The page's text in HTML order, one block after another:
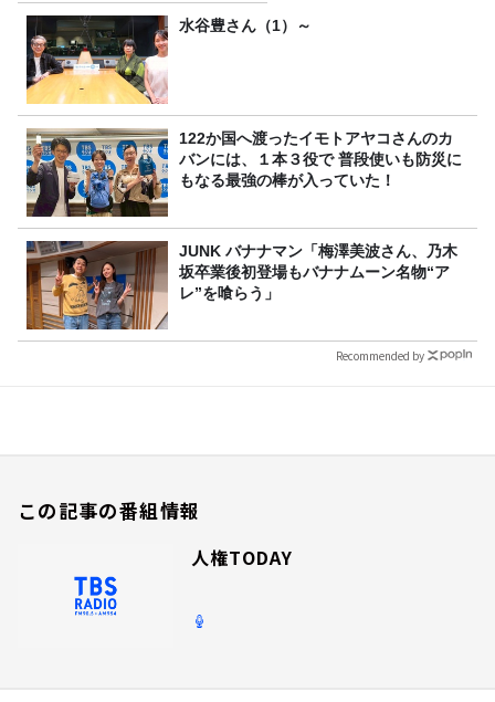
水谷豊さん（1）～
122か国へ渡ったイモトアヤコさんのカ
バンには、１本３役で 普段使いも防災に
もなる最強の棒が入っていた！
JUNK バナナマン「梅澤美波さん、乃木
坂卒業後初登場もバナナムーン名物“ア
レ”を喰らう」
Recommended by
この記事の番組情報
人権TODAY